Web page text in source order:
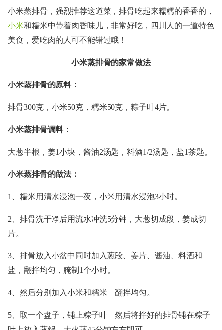
小米蒸排骨，强烈推荐这道菜，排骨吃起来糯糯的香香的，
小米和糯米中带着肉香味儿，非常好吃，四川人的一道特色
美食，爱吃肉的人可不能错过哦！
小米蒸排骨的家常做法
小米蒸排骨的原料：
排骨300克，小米50克，糯米50克，粽子叶4片。
小米蒸排骨调料：
大葱半根，姜1小块，酱油2汤匙，料酒1/2汤匙，盐1茶匙。
小米蒸排骨的做法：
1、糯米用清水浸泡一夜，小米用清水浸泡3小时。
2、排骨洗干净后用流水冲洗5分钟，大葱切成段，姜成切
片。
3、排骨放入小盆中同时加入葱段、姜片、酱油、料酒和
盐，翻拌均匀，腌制1个小时。
4、然后分别加入小米和糯米，翻拌均匀。
5、取一个盘子，铺上粽子叶，然后将拌好的排骨铺在粽子